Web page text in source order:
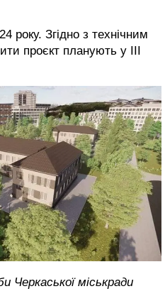
року. Згідно з технічним
проєкт планують у III
Черкаської міськради